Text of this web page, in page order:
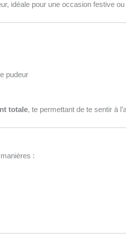
idéale pour une occasion festive
pudeur
totale, te permettant de te sentir à
: